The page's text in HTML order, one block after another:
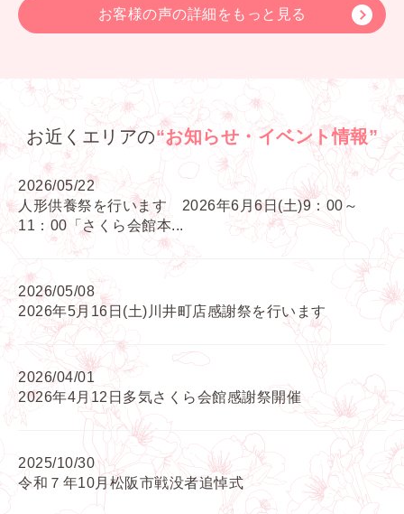
お客様の声の詳細をもっと見る
お近くエリアの“お知らせ・イベント情報”
2026/05/22
人形供養祭を行います 2026年6月6日(土)9：00～
11：00「さくら会館本...
2026/05/08
2026年5月16日(土)川井町店感謝祭を行います
2026/04/01
2026年4月12日多気さくら会館感謝祭開催
2025/10/30
令和７年10月松阪市戦没者追悼式